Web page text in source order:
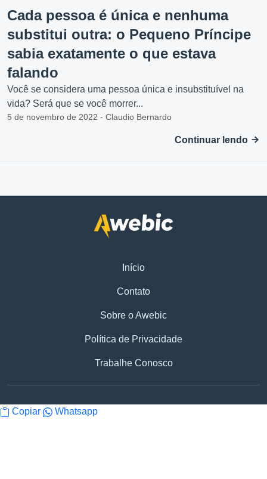
Cada pessoa é única e nenhuma
substitui outra: o Pequeno Príncipe
sabia exatamente o que estava
falando
Você se considera uma pessoa única e insubstituível na
vida? Será que se você morrer...
5 de novembro de 2022 - Claudio Bernardo
Continuar lendo
Início
Contato
Sobre o Awebic
Política de Privacidade
Trabalhe Conosco
Copiar Whatsapp